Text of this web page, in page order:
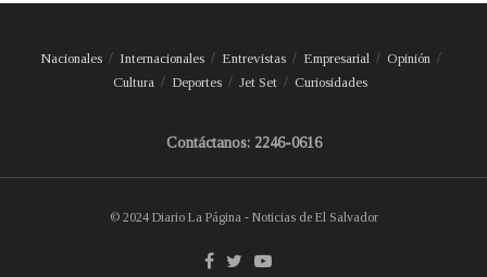
Nacionales Internacionales Entrevistas Empresarial
Opinión
Cultura
Deportes Jet Set Curiosidades
Contáctanos: 2246-0616
© 2024 Diario La Página - Noticias de El Salvador